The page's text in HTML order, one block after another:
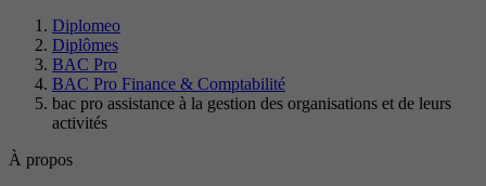
Diplomeo
Diplômes
BAC Pro
BAC Pro Finance & Comptabilité
bac pro assistance à la gestion des organisations et de leurs
activités
À propos